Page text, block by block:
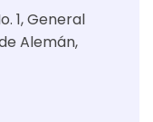
1, General
Alemán,